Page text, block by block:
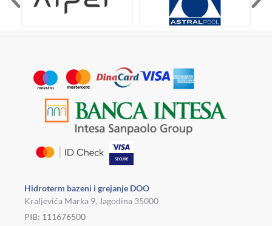
Hidroterm bazeni i grejanje DOO
Kraljevića Marka 9, Jagodina 35000
PIB: 111676500